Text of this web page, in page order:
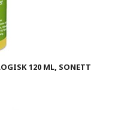
120 ML, SONETT